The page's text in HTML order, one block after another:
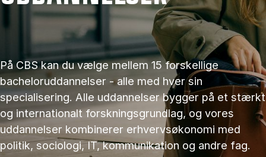
På CBS kan du vælge mellem 15 forskellige
bacheloruddannelser - alle med hver sin
specialisering. Alle uddannelser bygger på et stærkt
og internationalt forskningsgrundlag, og vores
uddannelser kombinerer erhvervsøkonomi med
politik, sociologi, IT, kommunikation og andre fag.